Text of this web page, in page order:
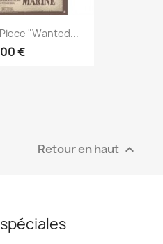
"Wanted...
€
Retour en haut 